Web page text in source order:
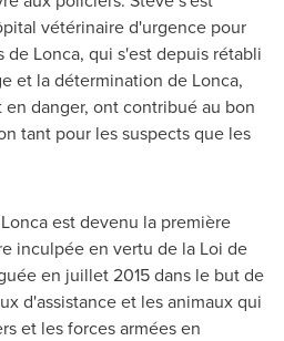
vétérinaire d'urgence pour
de Lonca, qui s'est depuis rétabli
et la détermination de Lonca,
danger, ont contribué au bon
tant pour les suspects que les
est devenu la première
inculpée en vertu de la Loi de
en juillet 2015 dans le but de
d'assistance et les animaux qui
et les forces armées en